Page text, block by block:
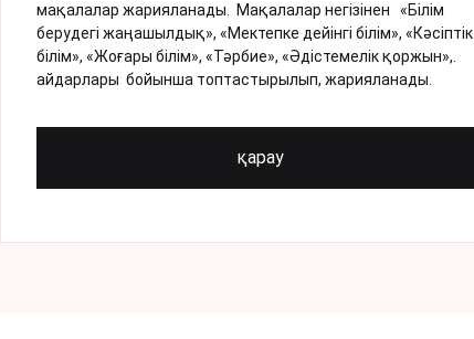
мақалалар жарияланады. Мақалалар негізінен «Білім
берудегі жаңашылдық», «Мектепке дейінгі білім», «Кәсіптік
білім», «Жоғары білім», «Тәрбие», «Әдістемелік қоржын»,.
айдарлары бойынша топтастырылып, жарияланады.
қарау